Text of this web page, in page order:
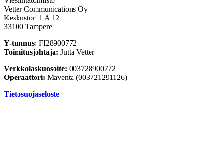
Vetter Communications Oy
Keskustori 1 A 12
33100 Tampere
Y-tunnus: FI28900772
Toimitusjohtaja: Jutta Vetter
Verkkolaskuosoite: 003728900772
Operaattori: Maventa (003721291126)
Tietosuojaseloste